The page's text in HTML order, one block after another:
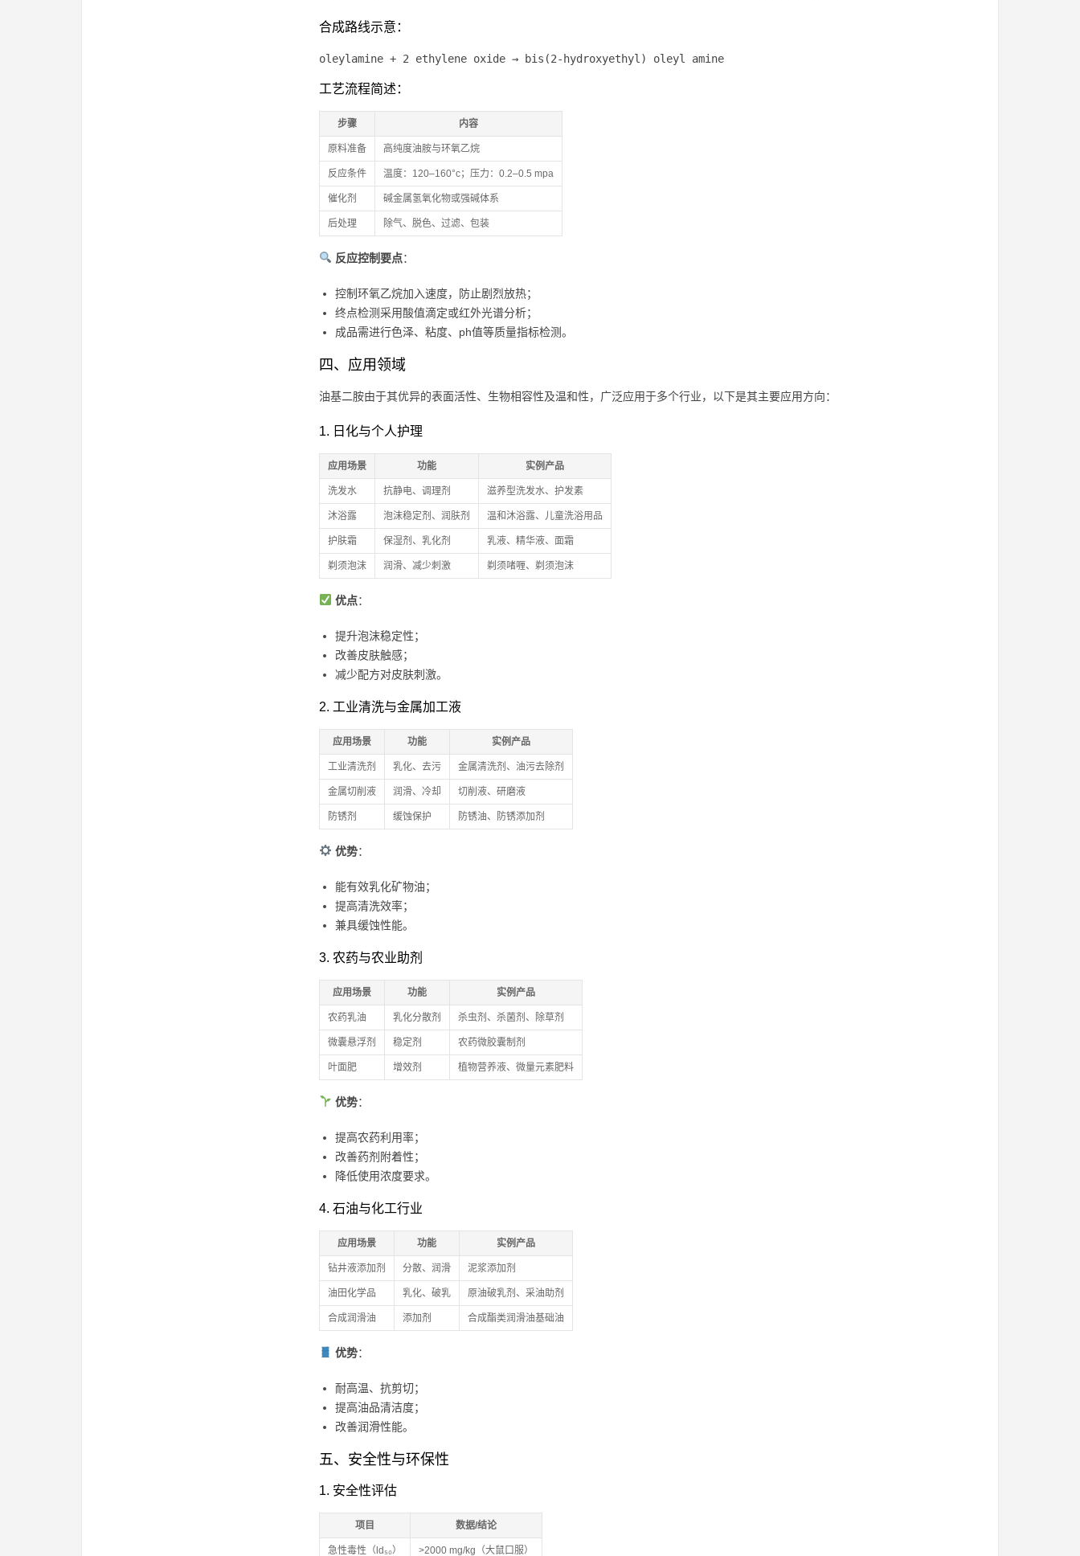
合成路线示意：
oleylamine + 2 ethylene oxide → bis(2-hydroxyethyl) oleyl amine
工艺流程简述：
步骤 内容
原料准备 高纯度油胺与环氧乙烷
反应条件 温度：120–160°c；压力：0.2–0.5 mpa
催化剂 碱金属氢氧化物或强碱体系
后处理 除气、脱色、过滤、包装
反应控制要点：
控制环氧乙烷加入速度，防止剧烈放热；
终点检测采用酸值滴定或红外光谱分析；
成品需进行色泽、粘度、ph值等质量指标检测。
四、应用领域
油基二胺由于其优异的表面活性、生物相容性及温和性，广泛应用于多个行业，以下是其主要应用方向：
1. 日化与个人护理
应用场景 功能 实例产品
洗发水 抗静电、调理剂 滋养型洗发水、护发素
沐浴露 泡沫稳定剂、润肤剂 温和沐浴露、儿童洗浴用品
护肤霜 保湿剂、乳化剂 乳液、精华液、面霜
剃须泡沫 润滑、减少刺激 剃须啫喱、剃须泡沫
优点：
提升泡沫稳定性；
改善皮肤触感；
减少配方对皮肤刺激。
2. 工业清洗与金属加工液
应用场景 功能 实例产品
工业清洗剂 乳化、去污 金属清洗剂、油污去除剂
金属切削液 润滑、冷却 切削液、研磨液
防锈剂 缓蚀保护 防锈油、防锈添加剂
优势：
能有效乳化矿物油；
提高清洗效率；
兼具缓蚀性能。
3. 农药与农业助剂
应用场景 功能 实例产品
农药乳油 乳化分散剂 杀虫剂、杀菌剂、除草剂
微囊悬浮剂 稳定剂 农药微胶囊制剂
叶面肥 增效剂 植物营养液、微量元素肥料
优势：
提高农药利用率；
改善药剂附着性；
降低使用浓度要求。
4. 石油与化工行业
应用场景 功能 实例产品
钻井液添加剂 分散、润滑 泥浆添加剂
油田化学品 乳化、破乳 原油破乳剂、采油助剂
合成润滑油 添加剂 合成酯类润滑油基础油
优势：
耐高温、抗剪切；
提高油品清洁度；
改善润滑性能。
五、安全性与环保性
1. 安全性评估
项目 数据/结论
急性毒性（ld₅₀） >2000 mg/kg（大鼠口服）